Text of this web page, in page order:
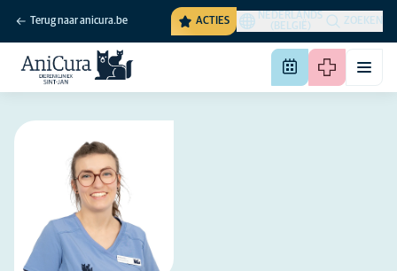
Terug naar anicura.be ACTIES
NEDERLANDS
(BELGIË)
ZOEKEN